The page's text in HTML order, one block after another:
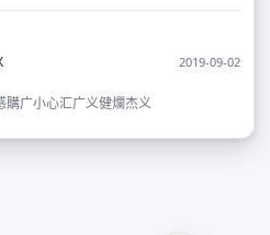
2019-09-02
广小心汇广义健爛杰义